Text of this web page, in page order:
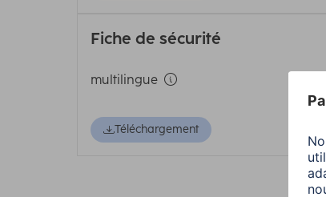
Fiche de sécurité
multilingue
Téléchargement